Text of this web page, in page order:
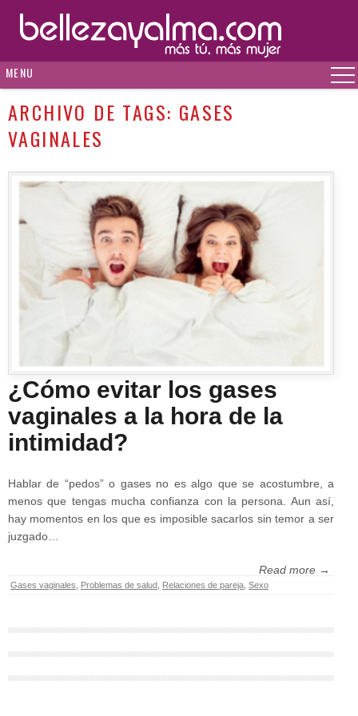
MENU
ARCHIVO DE TAGS: GASES
VAGINALES
¿Cómo evitar los gases
vaginales a la hora de la
intimidad?
Hablar de “pedos” o gases no es algo que se acostumbre, a
menos que tengas mucha confianza con la persona. Aun así,
hay momentos en los que es imposible sacarlos sin temor a ser
juzgado…
Read more →
Gases vaginales Problemas de salud Relaciones de pareja Sexo